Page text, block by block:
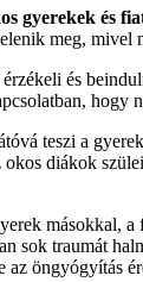
gyerekek és
meg, mivel
és
teszi a
diákok
másokkal,
sok traumát